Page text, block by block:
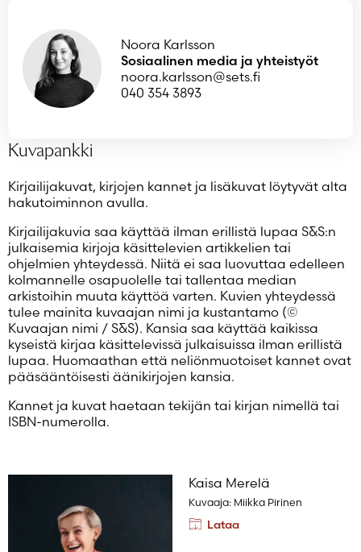
Noora Karlsson
Sosiaalinen media ja yhteistyöt
noora.karlsson@sets.fi
040 354 3893
Kuvapankki
Kirjailijakuvat, kirjojen kannet ja lisäkuvat löytyvät alta
hakutoiminnon avulla.
Kirjailijakuvia saa käyttää ilman erillistä lupaa S&S:n
julkaisemia kirjoja käsittelevien artikkelien tai
ohjelmien yhteydessä. Niitä ei saa luovuttaa edelleen
kolmannelle osapuolelle tai tallentaa median
arkistoihin muuta käyttöä varten. Kuvien yhteydessä
tulee mainita kuvaajan nimi ja kustantamo (©
Kuvaajan nimi / S&S). Kansia saa käyttää kaikissa
kyseistä kirjaa käsittelevissä julkaisuissa ilman erillistä
lupaa. Huomaathan että neliönmuotoiset kannet ovat
pääsääntöisesti äänikirjojen kansia.
Kannet ja kuvat haetaan tekijän tai kirjan nimellä tai
ISBN-numerolla.
Kaisa Merelä
Kuvaaja: Miikka Pirinen
Lataa